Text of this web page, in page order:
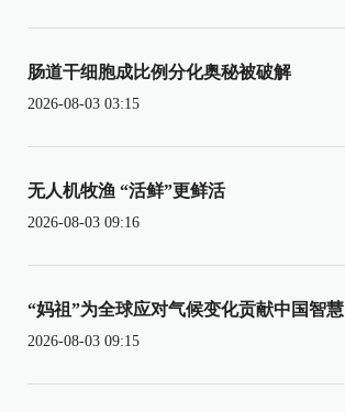
肠道干细胞成比例分化奥秘被破解
2026-08-03 03:15
无人机牧渔 “活鲜”更鲜活
2026-08-03 09:16
“妈祖”为全球应对气候变化贡献中国智慧
2026-08-03 09:15